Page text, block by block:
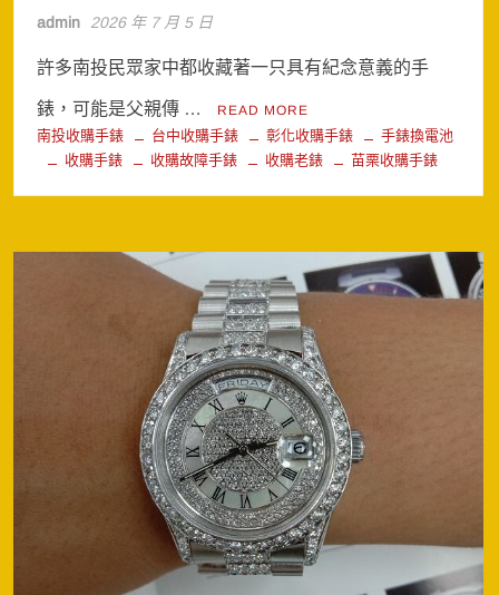
admin 2026 年 7 月 5 日
許多南投民眾家中都收藏著一只具有紀念意義的手
錶，可能是父親傳 … READ MORE
南投收購手錶 台中收購手錶 彰化收購手錶
手錶換電池
收購手錶
收購故障手錶 收購老錶 苗栗收購手錶